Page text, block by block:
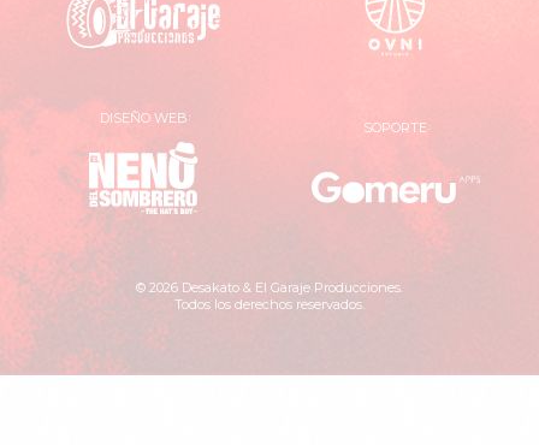
DISEÑO WEB
Neno
del
Sombrero
SOPORTE
Apps
© 2026 Desakato & El Garaje Producciones.
Todos los derechos reservados.